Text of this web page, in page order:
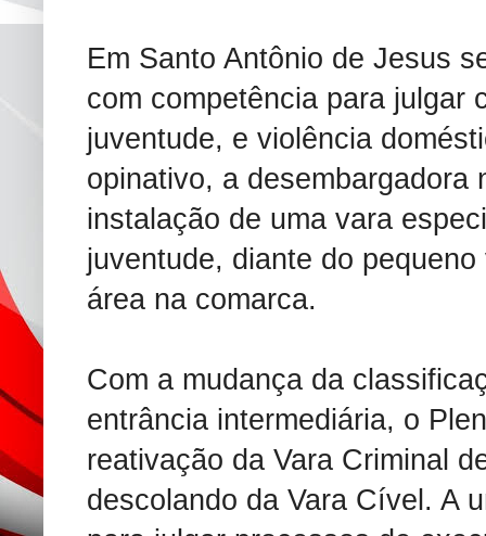
Em Santo Antônio de Jesus
com competência para julgar
juventude, e violência
opinativo, a desembargadora
instalação de uma vara
juventude, diante do
área na comarca.
Com a mudança da
entrância intermediária, o
reativação da Vara Criminal
descolando da Vara Cível. A